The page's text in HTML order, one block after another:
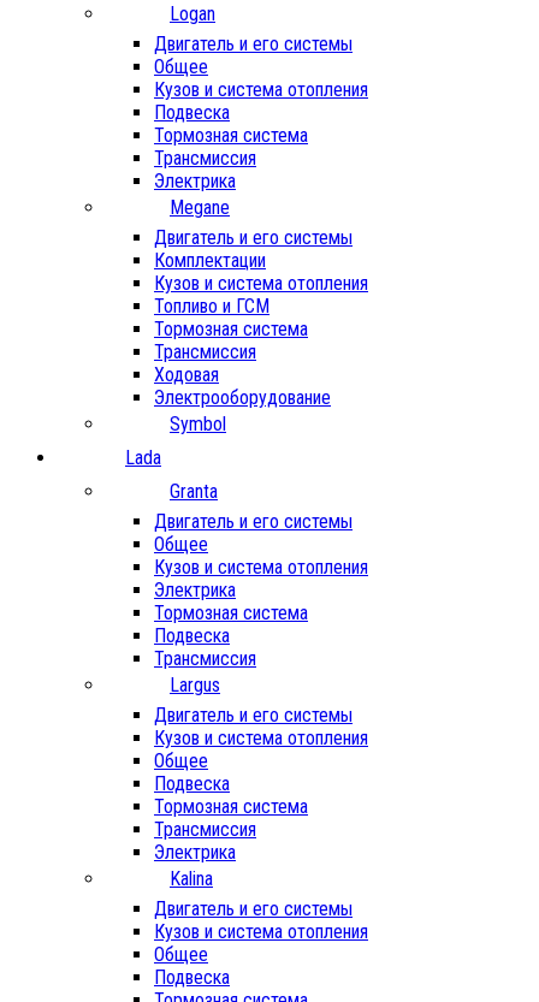
Logan
Двигатель и его системы
Общее
Кузов и система отопления
Подвеска
Тормозная система
Трансмиссия
Электрика
Megane
Двигатель и его системы
Комплектации
Кузов и система отопления
Топливо и ГСМ
Тормозная система
Трансмиссия
Ходовая
Электрооборудование
Symbol
Lada
Granta
Двигатель и его системы
Общее
Кузов и система отопления
Электрика
Тормозная система
Подвеска
Трансмиссия
Largus
Двигатель и его системы
Кузов и система отопления
Общее
Подвеска
Тормозная система
Трансмиссия
Электрика
Kalina
Двигатель и его системы
Кузов и система отопления
Общее
Подвеска